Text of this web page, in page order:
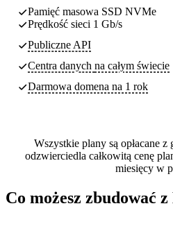
Pamięć masowa SSD NVMe
Prędkość sieci 1 Gb/s
Publiczne API
Centra danych na całym świecie
Darmowa domena na 1 rok
Wszystkie plany są opłacane
odzwierciedla całkowitą cenę
miesięcy w
Co możesz zbudować